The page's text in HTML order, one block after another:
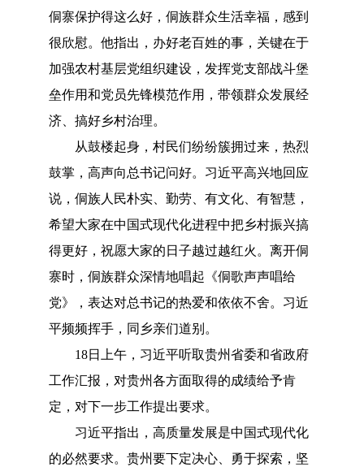
侗寨保护得这么好，侗族群众生活幸福，感到
很欣慰。他指出，办好老百姓的事，关键在于
加强农村基层党组织建设，发挥党支部战斗堡
垒作用和党员先锋模范作用，带领群众发展经
济、搞好乡村治理。
从鼓楼起身，村民们纷纷簇拥过来，热烈
鼓掌，高声向总书记问好。习近平高兴地回应
说，侗族人民朴实、勤劳、有文化、有智慧，
希望大家在中国式现代化进程中把乡村振兴搞
得更好，祝愿大家的日子越过越红火。离开侗
寨时，侗族群众深情地唱起《侗歌声声唱给
党》，表达对总书记的热爱和依依不舍。习近
平频频挥手，同乡亲们道别。
18日上午，习近平听取贵州省委和省政府
工作汇报，对贵州各方面取得的成绩给予肯
定，对下一步工作提出要求。
习近平指出，高质量发展是中国式现代化
的必然要求。贵州要下定决心、勇于探索，坚